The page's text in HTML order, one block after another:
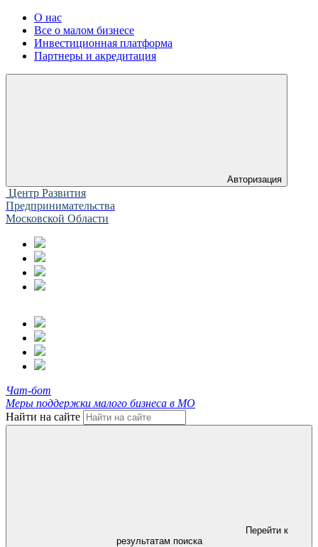
О нас
Все о малом бизнесе
Инвестиционная платформа
Партнеры и акредитация
Авторизация
Центр Развития
Предпринимательства
Московской Области
Чат-бот
Меры поддержки малого бизнеса в МО
Найти на сайте
Перейти к
результатам поиска